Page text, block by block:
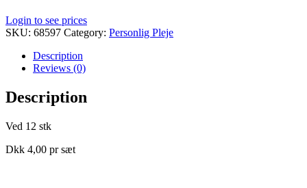
Login to see prices
SKU: 68597 Category: Personlig Pleje
Description
Reviews (0)
Description
Ved 12 stk
Dkk 4,00 pr sæt